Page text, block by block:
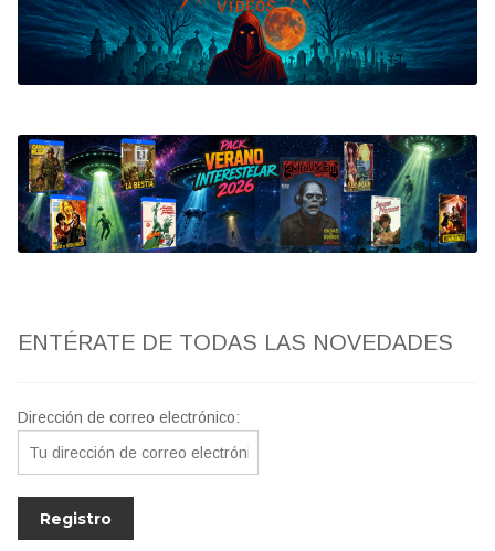
Bluray
Clasificada S
artwork
fantaterror
Jesús Franco
ENTÉRATE DE TODAS LAS NOVEDADES
Dirección de correo electrónico: